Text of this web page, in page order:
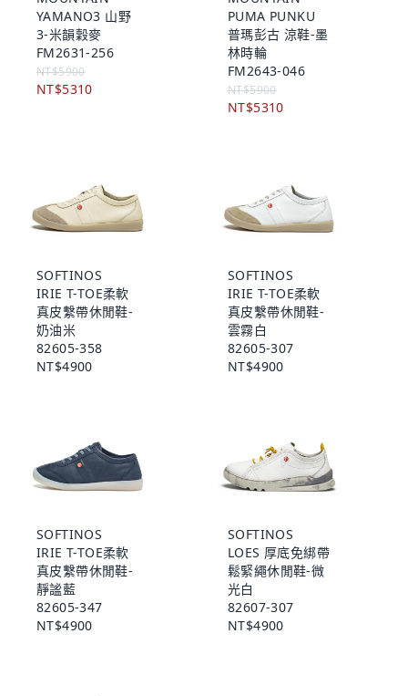
YAMANO3 山野
3-米韻穀麥
FM2631-256
NT$5900
NT$5310
PUMA PUNKU
普瑪彭古 涼鞋-墨
林時輪
FM2643-046
NT$5900
NT$5310
SOFTINOS
IRIE T-TOE柔軟
真皮繫帶休閒鞋-
奶油米
82605-358
NT$4900
SOFTINOS
IRIE T-TOE柔軟
真皮繫帶休閒鞋-
雲霧白
82605-307
NT$4900
SOFTINOS
IRIE T-TOE柔軟
真皮繫帶休閒鞋-
靜謐藍
82605-347
NT$4900
SOFTINOS
LOES 厚底免綁帶
鬆緊繩休閒鞋-微
光白
82607-307
NT$4900